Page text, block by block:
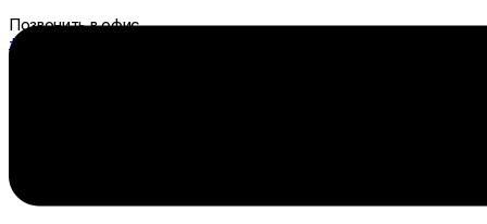
Позвонить в офис
+7 (3532) 307-333